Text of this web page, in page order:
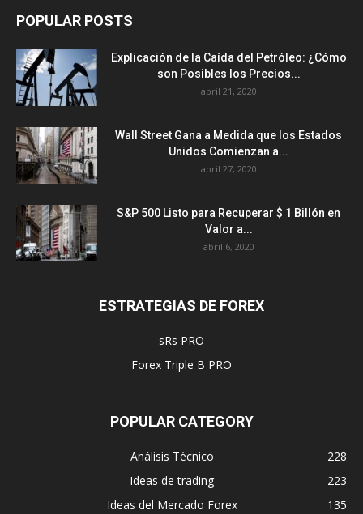
POPULAR POSTS
Explicación de la Caída del Petróleo: ¿Cómo
son Posibles los Precios...
abril 21, 2020
Wall Street Gana a Medida que los Estados
Unidos Comienzan a...
abril 27, 2020
S&P 500 Listo para Recuperar $ 1 Billón en
Valor a...
abril 6, 2020
ESTRATEGIAS DE FOREX
sRs PRO
Forex Triple B PRO
POPULAR CATEGORY
Análisis Técnico
228
Ideas de trading
223
Ideas del Mercado Forex
135